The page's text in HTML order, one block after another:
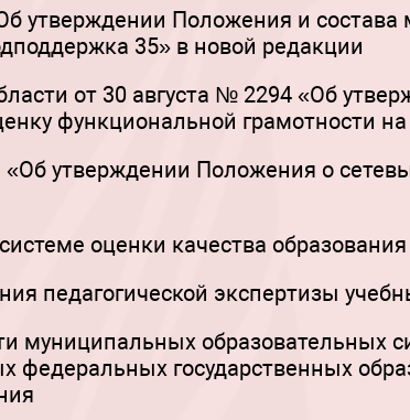
утверждении Положения и состава
35» в новой редакции
от 30 августа № 2294 «Об
функциональной грамотности
«Об утверждении Положения о
оценки качества образования
педагогической экспертизы
муниципальных образовательных
федеральных государственных